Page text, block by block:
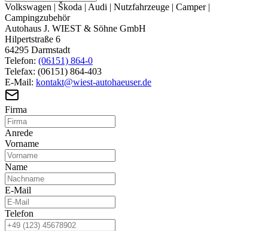
Volkswagen | Škoda | Audi | Nutzfahrzeuge | Camper |
Campingzubehör
Autohaus J. WIEST & Söhne GmbH
Hilpertstraße 6
64295 Darmstadt
Telefon: (06151) 864-0
Telefax: (06151) 864-403
E-Mail: kontakt@wiest-autohaeuser.de
Firma
Anrede
Vorname
Name
E-Mail
Telefon